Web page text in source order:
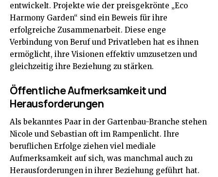
entwickelt. Projekte wie der preisgekrönte „Eco
Harmony Garden“ sind ein Beweis für ihre
erfolgreiche Zusammenarbeit. Diese enge
Verbindung von Beruf und Privatleben hat es ihnen
ermöglicht, ihre Visionen effektiv umzusetzen und
gleichzeitig ihre Beziehung zu stärken.
Öffentliche Aufmerksamkeit und
Herausforderungen
Als bekanntes Paar in der Gartenbau-Branche stehen
Nicole und Sebastian oft im Rampenlicht. Ihre
beruflichen Erfolge ziehen viel mediale
Aufmerksamkeit auf sich, was manchmal auch zu
Herausforderungen in ihrer Beziehung geführt hat.